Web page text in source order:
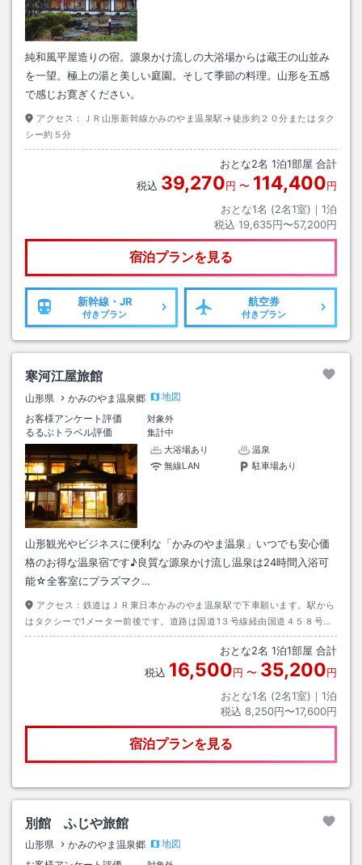
純和風平屋造りの宿。源泉かけ流しの大浴場からは蔵王の山並み
を一望。極上の湯と美しい庭園。そして季節の料理。山形を五感
で感じお寛ぎください。
アクセス：
ＪＲ山形新幹線かみのやま温泉駅→徒歩約２０分またはタク
シー約５分
おとな2名 1泊1部屋 合計
税込 39,270円 〜 114,400円
おとな1名 (2名1室)｜ 1泊
税込 19,635円〜57,200円
宿泊プランを見る
新幹線・JR
付きプラン
航空券
付きプラン
寒河江屋旅館
山形県 かみのやま温泉郷
地図
お客様アンケート評価
対象外
るるぶトラベル評価
集計中
大浴場あり
温泉
無線LAN
駐車場あり
山形観光やビジネスに便利な「かみのやま温泉」いつでも安心価
格のお得な温泉宿です♪良質な源泉かけ流し温泉は24時間入浴可
能☆全客室にプラズマク…
アクセス： 鉄道はＪＲ東日本かみのやま温泉駅で下車願います。駅から
はタクシーで1メーター前後です。道路は国道1３号線経由国道４５８号高
松葉山交差点を葉山温泉方面へ左側１軒目の旅館です。空路は最寄りの山
おとな2名 1泊1部屋 合計
税込 16,500円 〜 35,200円
おとな1名 (2名1室)｜ 1泊
税込 8,250円〜17,600円
宿泊プランを見る
別館 ふじや旅館
山形県 かみのやま温泉郷
地図